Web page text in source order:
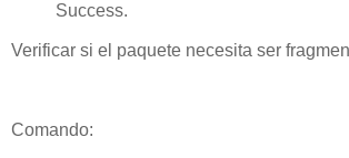
Success.
Verificar si el paquete necesita ser
Comando: